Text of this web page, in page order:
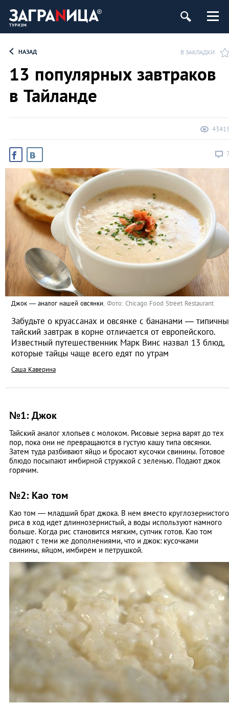
НАЗАД В ЗАКЛАДКИ
13 популярных завтраков
в Тайланде
Джок — аналог нашей овсянки. Фото: Chicago Food Street Restaurant
Забудьте о круассанах и овсянке с бананами —
тайский завтрак в корне отличается от европейского.
Известный путешественник Марк Винс назвал 13 блюд,
которые тайцы чаще всего едят по утрам
Саша Каверина
№1: Джок
Тайский аналог хлопьев с молоком. Рисовые зерна варят до тех
пор, пока они не превращаются в густую кашу типа овсянки.
Затем туда разбивают яйцо и бросают кусочки свинины. Готовое
блюдо посыпают имбирной стружкой с зеленью. Подают джок
горячим.
№2: Као том
Као том — младший брат джока. В нем вместо круглозернистого
риса в ход идет длиннозернистый, а воды используют намного
больше. Когда рис становится мягким, супчик готов. Као том
подают с теми же дополнениями, что и джок: кусочками
свинины, яйцом, имбирем и петрушкой.